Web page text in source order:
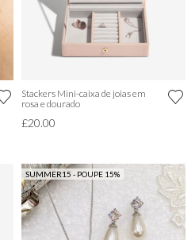
Stackers Mini-caixa de joias em
rosa e dourado
£20.00
SUMMER15 - POUPE 15%